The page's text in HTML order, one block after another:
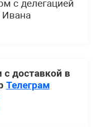
с делегацией
Ивана
с доставкой в
Телеграм